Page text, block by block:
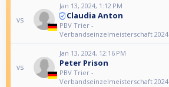
vs
Jan 13, 2024, 1:12 PM
Claudia Anton
PBV Trier -
Verbandseinzelmeisterschaft 2024
vs
Jan 13, 2024, 12:16 PM
Peter Prison
PBV Trier -
Verbandseinzelmeisterschaft 2024